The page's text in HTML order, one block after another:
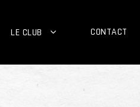
LE CLUB CONTACT